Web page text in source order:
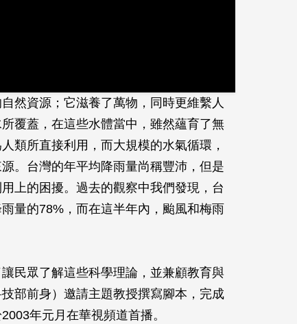
然資源；它滋養了萬物，同時更維繫人
覆蓋，在這些水體當中，雖然蘊育了無
類所直接利用，而大規模的水氣循環，
。台灣的年平均降雨量尚稱豐沛，但是
上的困擾。過去的觀察中我們發現，台
量的78%，而在這半年內，颱風和梅雨
民眾了解這些科學理論，並兼顧教育與
部前身）邀請主題教授撰寫腳本，完成
年元月在華視頻道首播。